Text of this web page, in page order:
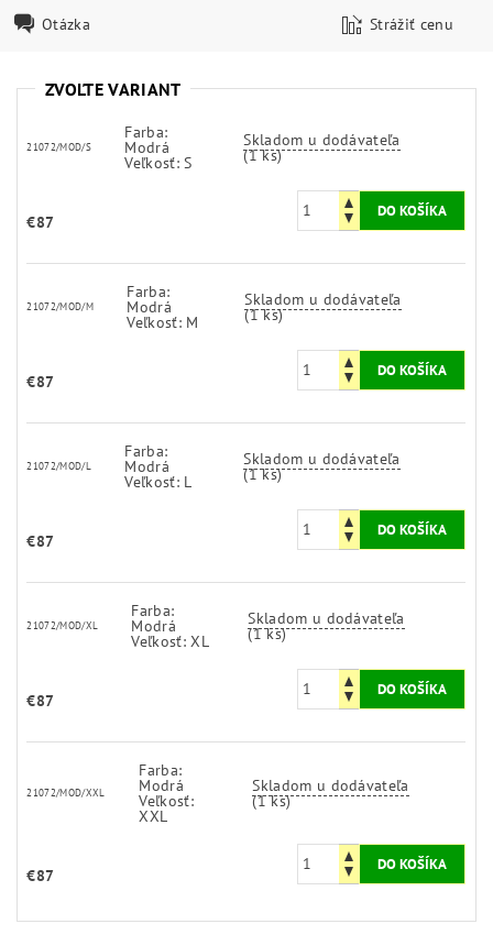
Otázka Strážiť cenu
ZVOĽTE VARIANT
21072/MOD/S
Farba:
Modrá
Veľkosť: S
Skladom u dodávateľa
(1 ks)
€87
21072/MOD/M
Farba:
Modrá
Veľkosť: M
Skladom u dodávateľa
(1 ks)
€87
21072/MOD/L
Farba:
Modrá
Veľkosť: L
Skladom u dodávateľa
(1 ks)
€87
21072/MOD/XL
Farba:
Modrá
Veľkosť: XL
Skladom u dodávateľa
(1 ks)
€87
21072/MOD/XXL
Farba:
Modrá
Veľkosť:
XXL
Skladom u dodávateľa
(1 ks)
€87